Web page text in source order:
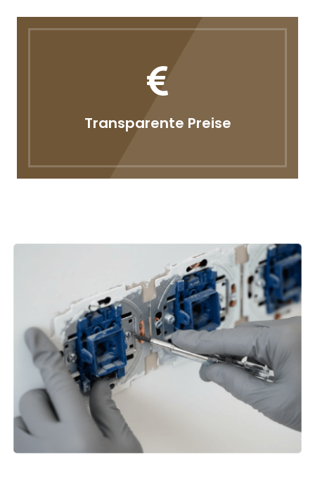
Transparente Preise